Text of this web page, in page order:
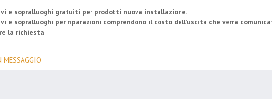
e sopralluoghi gratuiti per prodotti nuova installazione.
e sopralluoghi per riparazioni comprendono il costo dell’uscita che verrà
la richiesta.
MESSAGGIO